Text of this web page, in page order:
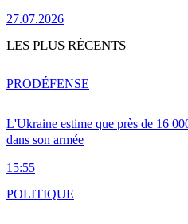
27.07.2026
LES PLUS RÉCENTS
L'Ukraine estime que près de 16
dans son armée
15:55
PRODÉFENSE
POLITIQUE